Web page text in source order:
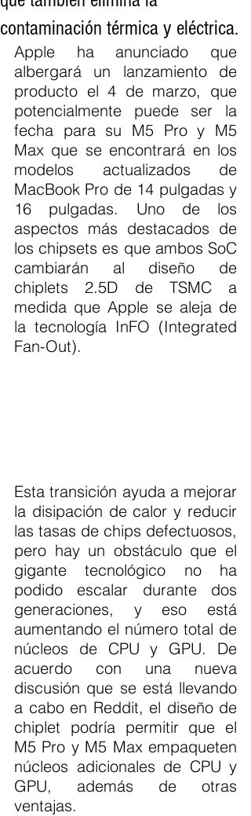
contaminación térmica y eléctrica.
Apple ha anunciado que
albergará un lanzamiento de
producto el 4 de marzo, que
potencialmente puede ser la
fecha para su M5 Pro y M5
Max que se encontrará en los
modelos actualizados de
MacBook Pro de 14 pulgadas y
16 pulgadas. Uno de los
aspectos más destacados de
los chipsets es que ambos SoC
cambiarán al diseño de
chiplets 2.5D de TSMC a
medida que Apple se aleja de
la tecnología InFO (Integrated
Fan-Out).
Esta transición ayuda a mejorar
la disipación de calor y reducir
las tasas de chips defectuosos,
pero hay un obstáculo que el
gigante tecnológico no ha
podido escalar durante dos
generaciones, y eso está
aumentando el número total de
núcleos de CPU y GPU. De
acuerdo con una nueva
discusión que se está llevando
a cabo en Reddit, el diseño de
chiplet podría permitir que el
M5 Pro y M5 Max empaqueten
núcleos adicionales de CPU y
GPU, además de otras
ventajas.